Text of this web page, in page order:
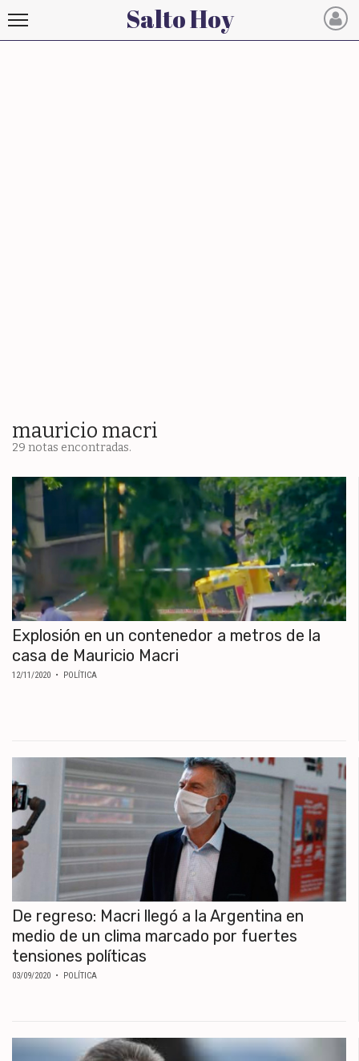
REGIONALES
SALUD
SERVICIOS
POLICIALES
DEPORTES
ESPECTÁCULOS
NACIONALES
REGIONALES
SOCIEDAD
Salto Hoy
mauricio macri
29 notas encontradas.
Explosión en un contenedor a metros de la
casa de Mauricio Macri
12/11/2020 • POLÍTICA
De regreso: Macri llegó a la Argentina en
medio de un clima marcado por fuertes
tensiones políticas
03/09/2020 • POLÍTICA